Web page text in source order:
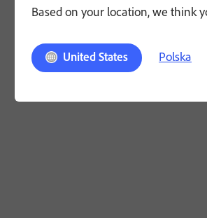
Based on your location, we think
United States Polska